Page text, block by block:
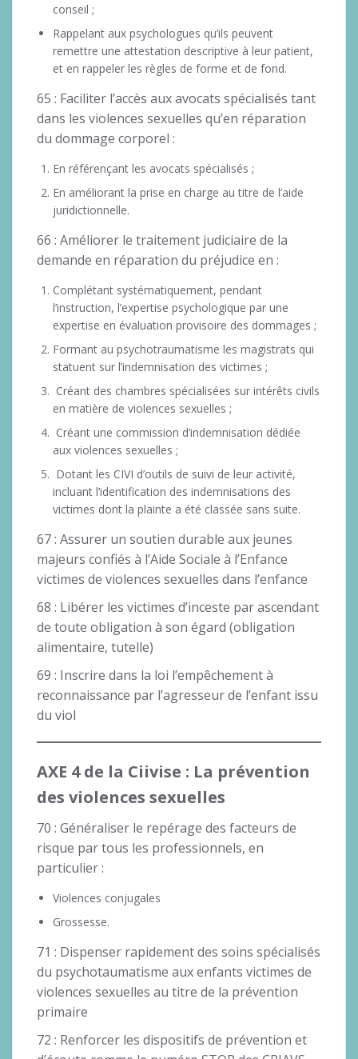
conseil ;
Rappelant aux psychologues qu’ils peuvent
remettre une attestation descriptive à leur patient,
et en rappeler les règles de forme et de fond.
65 : Faciliter l’accès aux avocats spécialisés tant
dans les violences sexuelles qu’en réparation
du dommage corporel :
En référençant les avocats spécialisés ;
En améliorant la prise en charge au titre de l’aide
juridictionnelle.
66 : Améliorer le traitement judiciaire de la
demande en réparation du préjudice en :
Complétant systématiquement, pendant
l’instruction, l’expertise psychologique par une
expertise en évaluation provisoire des dommages ;
Formant au psychotraumatisme les magistrats qui
statuent sur l’indemnisation des victimes ;
Créant des chambres spécialisées sur intérêts civils
en matière de violences sexuelles ;
Créant une commission d’indemnisation dédiée
aux violences sexuelles ;
Dotant les CIVI d’outils de suivi de leur activité,
incluant l’identification des indemnisations des
victimes dont la plainte a été classée sans suite.
67 : Assurer un soutien durable aux jeunes
majeurs confiés à l’Aide Sociale à l’Enfance
victimes de violences sexuelles dans l’enfance
68 : Libérer les victimes d’inceste par ascendant
de toute obligation à son égard (obligation
alimentaire, tutelle)
69 : Inscrire dans la loi l’empêchement à
reconnaissance par l’agresseur de l’enfant issu
du viol
AXE 4de la Ciivise : La prévention
des violences sexuelles
70 : Généraliser le repérage des facteurs de
risque par tous les professionnels, en
particulier :
Violences conjugales
Grossesse.
71 : Dispenser rapidement des soins spécialisés
du psychotaumatisme aux enfants victimes de
violences sexuelles au titre de la prévention
primaire
72 : Renforcer les dispositifs de prévention et